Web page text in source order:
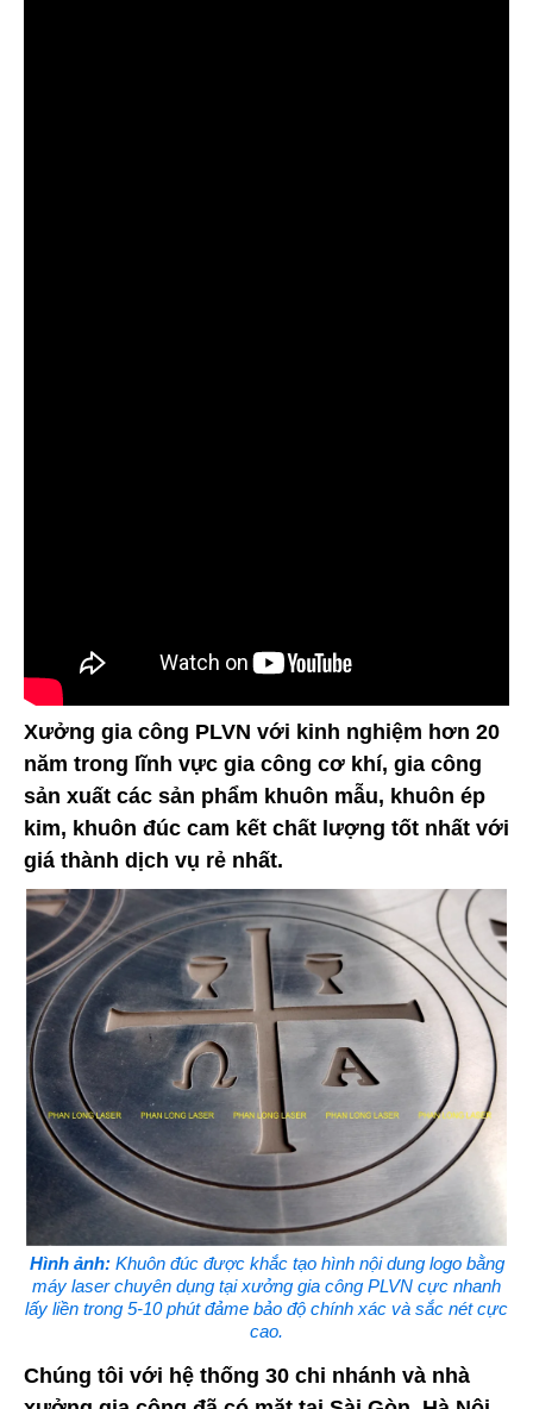
Xưởng gia công PLVN với kinh nghiệm hơn 20
năm trong lĩnh vực gia công cơ khí, gia công
sản xuất các sản phẩm khuôn mẫu, khuôn ép
kim, khuôn đúc cam kết chất lượng tốt nhất với
giá thành dịch vụ rẻ nhất.
Hình ảnh:Khuôn đúc được khắc tạo hình nội dung logo bằng
máy laser chuyên dụng tại xưởng gia công PLVN cực nhanh
lấy liền trong 5-10 phút đảme bảo độ chính xác và sắc nét cực
cao.
Chúng tôi với hệ thống 30 chi nhánh và nhà